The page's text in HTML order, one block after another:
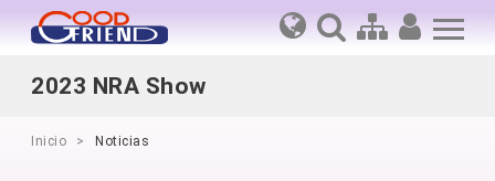
2023 NRA Show
Inicio Noticias